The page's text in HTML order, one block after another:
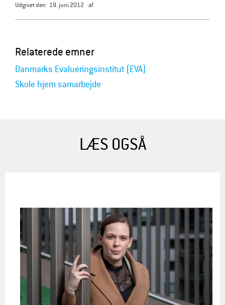
udgivet den 19. juni 2012 af
Relaterede emner
Danmarks Evalueringsinstitut (EVA)
Skole hjem samarbejde
LÆS OGSÅ